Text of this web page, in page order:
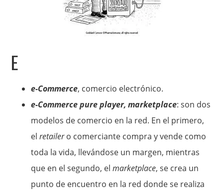
E
e-Commerce, comercio electrónico.
e-Commerce pure player, marketplace: son dos
modelos de comercio en la red. En el primero,
elretailero comerciante compra y vende como
toda la vida, llevándose un margen, mientras
que en el segundo, elmarketplace, se crea un
punto de encuentro en la red donde se realiza